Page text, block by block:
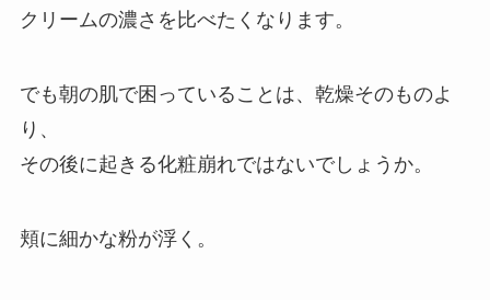
クリームの濃さを比べたくなります。
でも朝の肌で困っていることは、乾燥そのものよ
り、
その後に起きる化粧崩れではないでしょうか。
頬に細かな粉が浮く。